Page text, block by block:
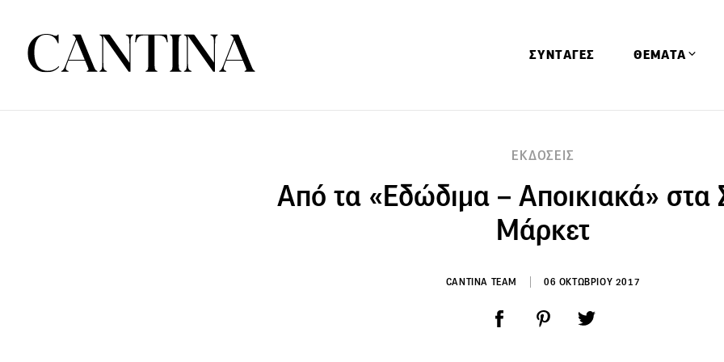
ΣΥΝΤΑΓΕΣ ΘΕΜΑΤΑ
Ειδήσεις
ΕΚΔΟΣΕΙΣ
Από τα «Εδώδιμα – Αποικιακά» στα
Μάρκετ
CANTINA TEAM 06 ΟΚΤΩΒΡΙΟΥ 2017